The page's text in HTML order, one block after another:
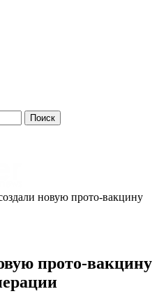
новую прото-вакцину
прото-вакцину